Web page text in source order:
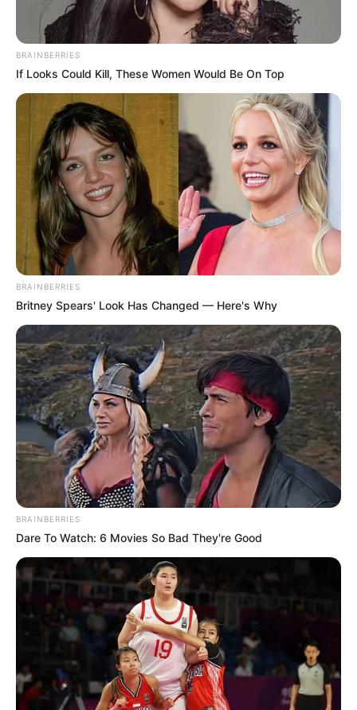
BRAINBERRIES
If Looks Could Kill, These Women Would Be On Top
BRAINBERRIES
Britney Spears' Look Has Changed — Here's Why
BRAINBERRIES
Dare To Watch: 6 Movies So Bad They're Good